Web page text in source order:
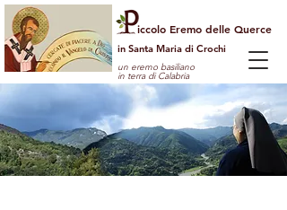
iccolo Eremo delle Querce
in Santa Maria di Crochi
un eremo basiliano
in terra di Calabria